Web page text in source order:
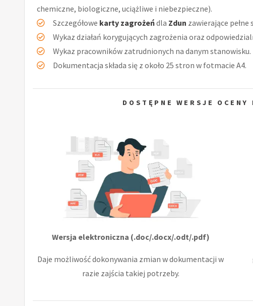
chemiczne, biologiczne, uciążliwe i niebezpieczne).
Szczegółowe karty zagrożeńdla Zdun zawierające
Wykaz działań korygujących zagrożenia oraz
Wykaz pracowników zatrudnionych na danym stanowisku.
Dokumentacja składa się z około 25 stron w fotmacie A4.
DOSTĘPNE WERSJE
Wersja elektroniczna (.doc/.docx/.odt/.pdf)
Daje możliwość dokonywania zmian w dokumentacji w
razie zajścia takiej potrzeby.